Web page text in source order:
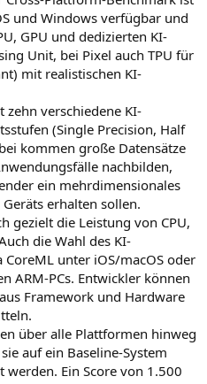
und Windows verfügbar und
GPU und dedizierten KI-
Unit, bei Pixel auch TPU für
mit realistischen KI-
zehn verschiedene KI-
(Single Precision, Half
kommen große Datensätze
nachbilden,
ein mehrdimensionales
erhalten sollen.
gezielt die Leistung von CPU,
die Wahl des KI-
unter iOS/macOS oder
ARM-PCs. Entwickler können
Framework und Hardware
über alle Plattformen hinweg
auf ein Baseline-System
Ein Score von 1.500